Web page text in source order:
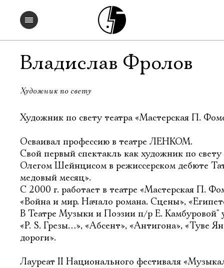
Владислав Фролов
Художник по свету
Художник по свету театра «Мастерская П.
Осваивал профессию в театре ЛЕНКОМ.
Свой первый спектакль как художник по
Олегом Шейнцисом в режиссерском дебюте
медовый месяц».
С 2000 г. работает в театре «Мастерская П.
«Война и мир. Начало романа. Сцены»,
В Театре Музыки и Поэзии п/р Е. Камбуровой"
«P. S. Грезы…», «Абсент», «Антигона», «Туве
дороги».
Лауреат II Национального фестиваля